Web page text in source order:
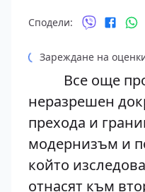
Сподели:
Зареждане на
Все още
неразрешен
прехода и
модернизъм и
който
отнасят към